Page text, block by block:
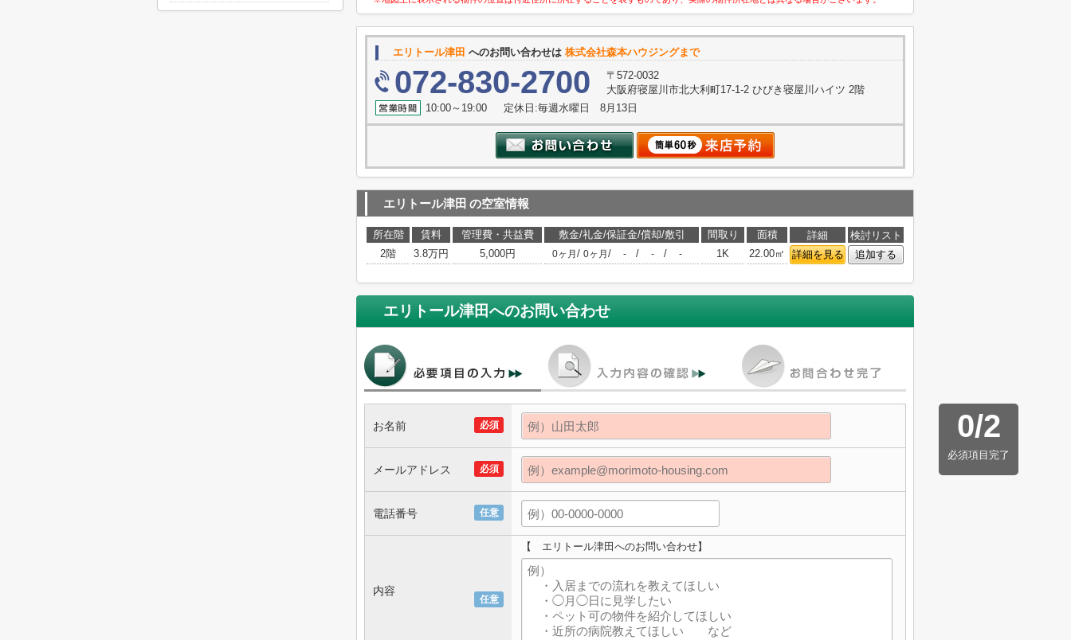
エリトール津田 へのお問い合わせは 株式会社森本ハウジングまで
072-830-2700
〒572-0032
大阪府寝屋川市北大利町17-1-2 ひびき寝屋川ハイツ 2階
10:00～19:00 定休日:毎週水曜日 8月13日
エリトール津田 の空室情報
所在階 賃料 管理費・共益費 敷金/礼金/保証金/償却/敷引 間取り 面積 詳細
検討リスト
2階
3.8万円 5,000円 0ヶ月 / 0ヶ月 / - / - / - 1K 22.00㎡ 詳細を見る 追加する
エリトール津田へのお問い合わせ
0/2
必須項目完了
必須
お名前
必須
メールアドレス
任意
電話番号
任意
内容
【 エリトール津田へのお問い合わせ】